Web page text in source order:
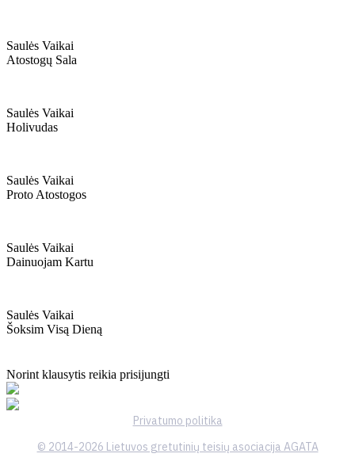
Saulės Vaikai
Atostogų Sala
Saulės Vaikai
Holivudas
Saulės Vaikai
Proto Atostogos
Saulės Vaikai
Dainuojam Kartu
Saulės Vaikai
Šoksim Visą Dieną
Norint klausytis reikia prisijungti
Privatumo politika
© 2014-2026 Lietuvos gretutinių teisių asociacija AGATA